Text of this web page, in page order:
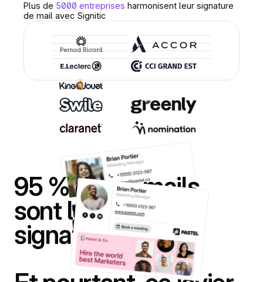
Plus de 5000 entreprises harmonisent leur signature
de mail avec Signitic
95 %des e-mails
sont lusjusqu’à
signature.